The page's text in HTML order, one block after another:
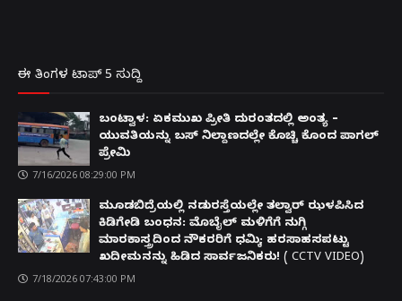
ಈ ತಿಂಗಳ ಟಾಪ್ 5 ಸುದ್ದಿ
ಬಂಟ್ವಾಳ: ಏಕಮುಖ ಪ್ರೀತಿ ದುರಂತದಲ್ಲಿ ಅಂತ್ಯ –
ಯುವತಿಯನ್ನು ಬಸ್ ನಿಲ್ದಾಣದಲ್ಲೇ ಕೊಚ್ಚಿ ಕೊಂದ ಪಾಗಲ್
ಪ್ರೇಮಿ
7/16/2026 08:29:00 PM
ಮೂಡಬಿದ್ರೆಯಲ್ಲಿ ನಡುರಸ್ತೆಯಲ್ಲೇ ತಲ್ವಾರ್ ಝಳಪಿಸಿದ
ಕಿಡಿಗೇಡಿ ಬಂಧನ: ಮೊಬೈಲ್ ಮಳಿಗೆಗೆ ನುಗ್ಗಿ
ಮಾರಕಾಸ್ತ್ರದಿಂದ ನೌಕರರಿಗೆ ಧಮ್ಕಿ; ಹರಸಾಹಸಪಟ್ಟು
ಖದೀಮನನ್ನು ಹಿಡಿದ ಸಾರ್ವಜನಿಕರು! ( CCTV VIDEO)
7/18/2026 07:43:00 PM